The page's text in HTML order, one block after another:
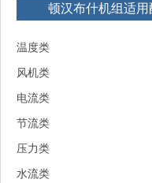
顿汉布什机组适用
温度类
风机类
电流类
节流类
压力类
水流类